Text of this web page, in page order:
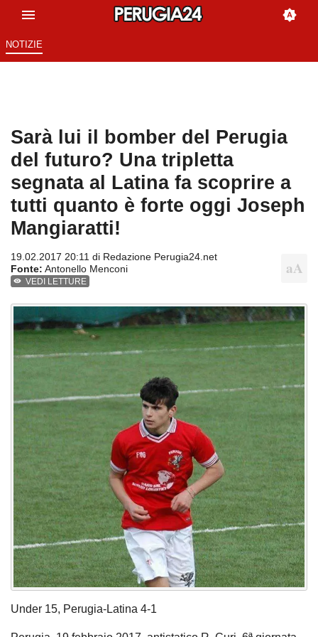
NOTIZIE
Sarà lui il bomber del Perugia
del futuro? Una tripletta
segnata al Latina fa scoprire a
tutti quanto è forte oggi Joseph
Mangiaratti!
19.02.2017 20:11 di Redazione Perugia24.net
Fonte: Antonello Menconi
VEDI LETTURE
Under 15, Perugia-Latina 4-1